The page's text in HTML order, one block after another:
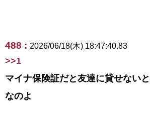
488 : 2026/06/18(木) 18:47:40.83
>>1
マイナ保険証だと友達に貸せない
なのよ